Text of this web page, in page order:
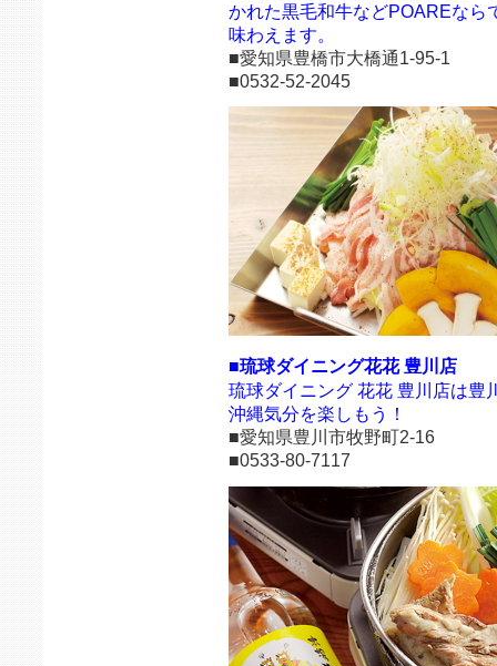
かれた黒毛和牛などPOAREなら
味わえます。
■愛知県豊橋市大橋通1-95-1
■0532-52-2045
■琉球ダイニング花花 豊川店
琉球ダイニング 花花 豊川店は豊
沖縄気分を楽しもう！
■愛知県豊川市牧野町2-16
■0533-80-7117